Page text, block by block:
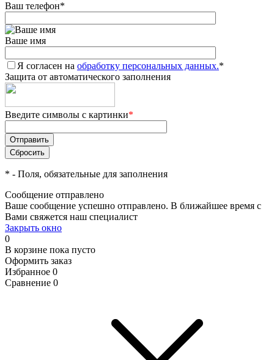
Ваш телефон*
Ваше имя
Я согласен на обработку персональных данных.*
Защита от автоматического заполнения
Введите символы с картинки*
* - Поля, обязательные для заполнения
Сообщение отправлено
Ваше сообщение успешно отправлено. В ближайшее время с
Вами свяжется наш специалист
Закрыть окно
0
В корзине пока пусто
Оформить заказ
Избранное 0
Сравнение 0